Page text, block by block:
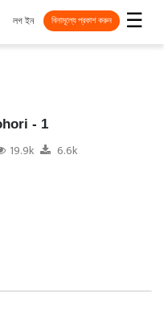
☰
লগ ইন বিনামূল্যে প্রকাশ করুন
- 1
19.9k 6.6k